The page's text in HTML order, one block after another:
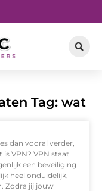
Tag: wat
dan vooral verder,
VPN? VPN staat
een beveiliging
heel onduidelijk,
Zodra jij jouw